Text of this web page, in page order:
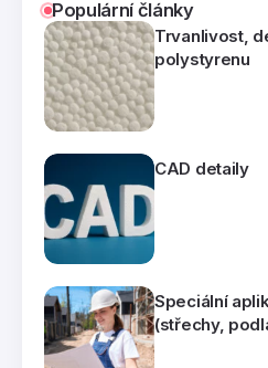
Populární články
Trvanlivost,
polystyrenu
CAD detaily
Speciální
(střechy,